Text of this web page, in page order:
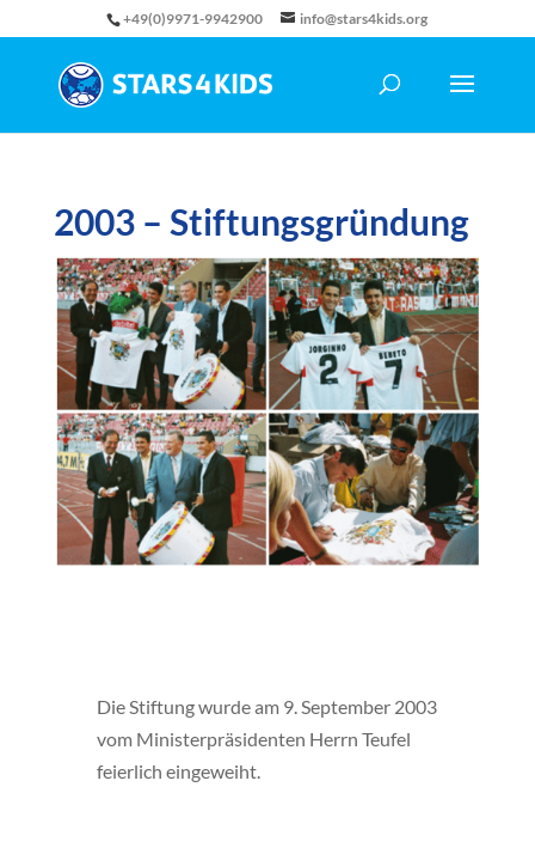
+49(0)9971-9942900 info@stars4kids.org
2003 – Stiftungsgründung
Die Stiftung wurde am 9. September 2003
vom Ministerpräsidenten Herrn Teufel
feierlich eingeweiht.